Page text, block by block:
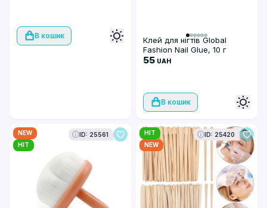
В кошик
Клей для нігтів Global
Fashion Nail Glue, 10 г
55 UAH
В кошик
NEW
HIT
ID: 25561
HIT
NEW
ID: 25420